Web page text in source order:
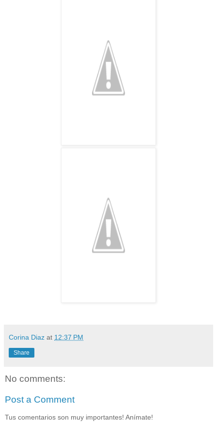
Corina Diaz at 12:37 PM
Share
No comments:
Post a Comment
Tus comentarios son muy importantes! Anímate!